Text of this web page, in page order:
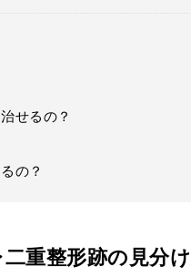
せるの？
の？
重整形跡の見分